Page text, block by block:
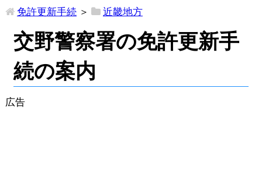
免許更新手続＞ 近畿地方
交野警察署の免許更新手
続の案内
広告